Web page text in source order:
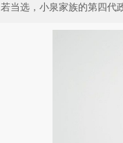
若当选，小泉家族的第四代